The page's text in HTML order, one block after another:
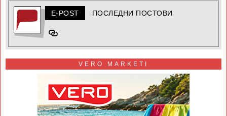
E-POST ПОСЛЕДНИ ПОСТОВИ
VERO MARKETI